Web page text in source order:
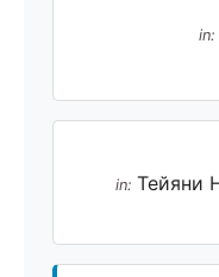
in:
in: Тейяни